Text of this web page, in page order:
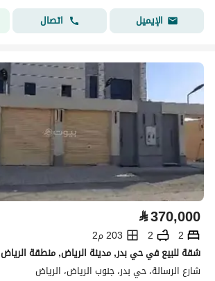
الإيميل
اتصال
⃁370,000
2
2
203 م2
شقة للبيع في حي بدر, مدينة الرياض, منطقة الرياض
شارع الرسالة، حي بدر، جنوب الرياض، الرياض